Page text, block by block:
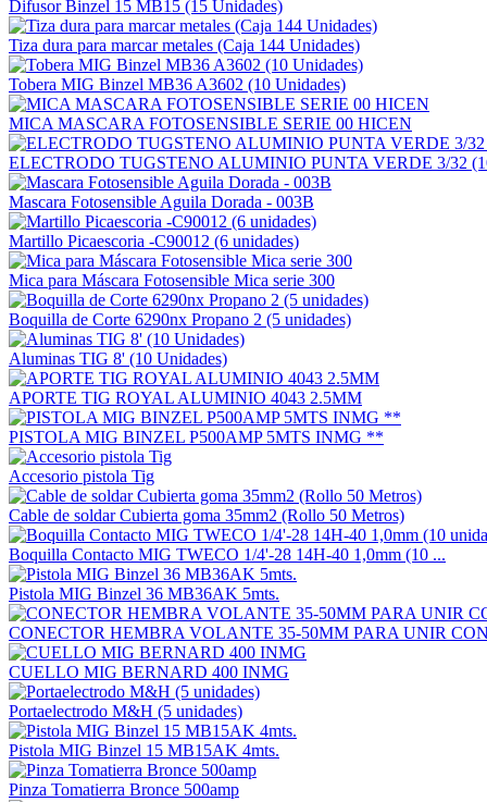
Difusor Binzel 15 MB15 (15 Unidades)
Tiza dura para marcar metales (Caja 144 Unidades)
Tobera MIG Binzel MB36 A3602 (10 Unidades)
MICA MASCARA FOTOSENSIBLE SERIE 00 HICEN
ELECTRODO TUGSTENO ALUMINIO PUNTA VERDE 3/32
Mascara Fotosensible Aguila Dorada - 003B
Martillo Picaescoria -C90012 (6 unidades)
Mica para Máscara Fotosensible Mica serie 300
Boquilla de Corte 6290nx Propano 2 (5 unidades)
Aluminas TIG 8' (10 Unidades)
APORTE TIG ROYAL ALUMINIO 4043 2.5MM
PISTOLA MIG BINZEL P500AMP 5MTS INMG **
Accesorio pistola Tig
Cable de soldar Cubierta goma 35mm2 (Rollo 50 Metros)
Boquilla Contacto MIG TWECO 1/4'-28 14H-40 1,0mm (10 ...
Pistola MIG Binzel 36 MB36AK 5mts.
CONECTOR HEMBRA VOLANTE 35-50MM PARA UNIR
CUELLO MIG BERNARD 400 INMG
Portaelectrodo M&H (5 unidades)
Pistola MIG Binzel 15 MB15AK 4mts.
Pinza Tomatierra Bronce 500amp